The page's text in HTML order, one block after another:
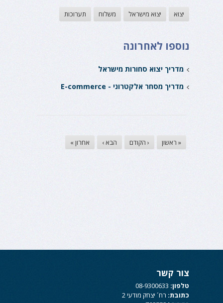
יצוא יצוא מישראל משלוח תערוכות
נוספו לאחרונה
מדריך יצוא סחורות מישראל
מדריך מסחר אלקטרוני - E-commerce
« ראשון ‹ הקודם הבא › אחרון »
צור קשר
טלפון:
כתובת: רח´ יצחק מודעי 2